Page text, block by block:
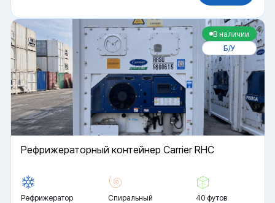
В наличии
Б/У
Рефрижераторный контейнер Carrier RHC
Рефрижератор Спиральный 40 футов